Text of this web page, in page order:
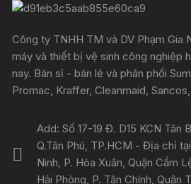
Công ty TNHH TM và DV Phạm Gia
máy và thiết bị vệ sinh công nghiệp
nay. Bán sỉ - bán lẻ và phân phối
Promac, Kraffer, Cleanmaid,
Add: Số 17-19 Đ. D15 KCN Tân
Q.Tân Phú, TP.HCM - Địa chỉ
Ninh, P. Hòa Xuân, Quận Cẩm
Hải Phòng, P. Tân Chính, Quận